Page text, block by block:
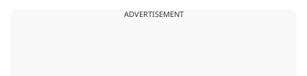
ADVERTISEMENT